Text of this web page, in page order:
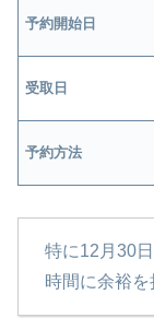
予約開始日
受取日
予約方法
特に12月30
時間に余裕を